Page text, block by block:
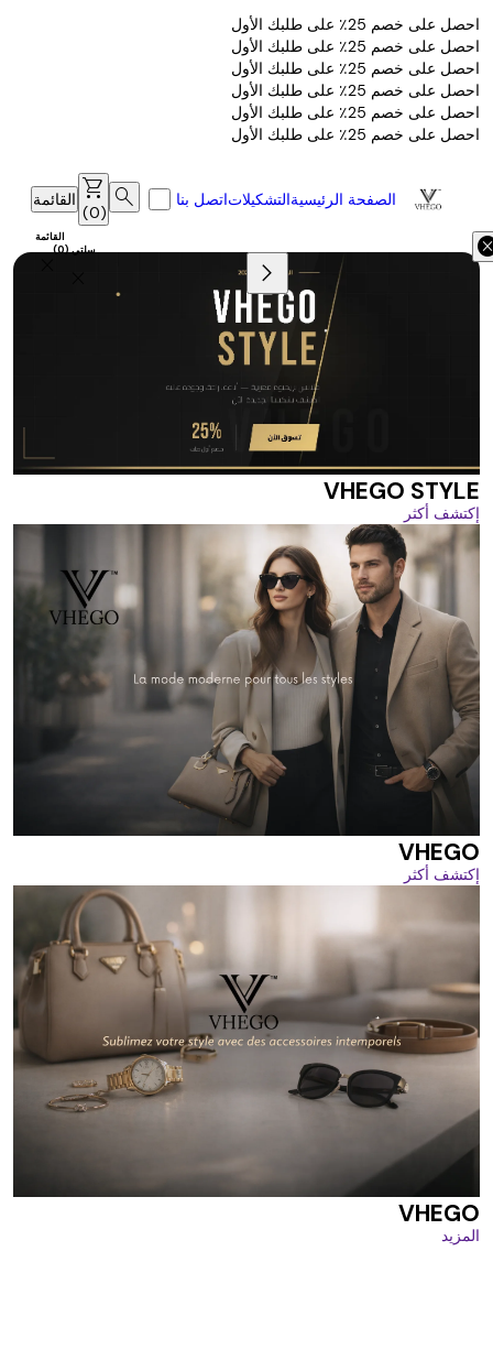
احصل على خصم 25٪ على طلبك الأول
احصل على خصم 25٪ على طلبك الأول
احصل على خصم 25٪ على طلبك الأول
احصل على خصم 25٪ على طلبك الأول
احصل على خصم 25٪ على طلبك الأول
احصل على خصم 25٪ على طلبك الأول
الصفحة الرئيسيةالتشكيلاتاتصل بنا
search
shopping_cart
(
0
)
سلتي(
0
)
القائمة
القائمة
VHEGO STYLE
إكتشف أكثر
VHEGO
إكتشف أكثر
VHEGO
المزيد
chevron_right